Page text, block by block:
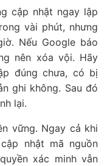
cập nhật ngay lập
vài phút, nhưng
Nếu Google báo
nên xóa vội. Hãy
đúng chưa, có bị
ghi không. Sau đó
lại.
vững. Ngay cả khi
nhật mã nguồn
xác minh vẫn